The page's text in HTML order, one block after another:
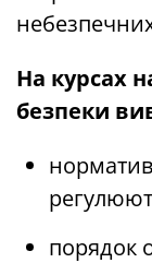
На курсах
безпеки
порядок